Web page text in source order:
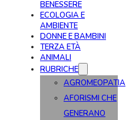
BENESSERE
ECOLOGIA E
AMBIENTE
DONNE E BAMBINI
TERZA ETÀ
ANIMALI
RUBRICHE
AGROMEOPATIA
AFORISMI CHE
GENERANO